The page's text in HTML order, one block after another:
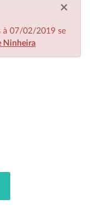
×
à 07/02/2019 se
Ninheira